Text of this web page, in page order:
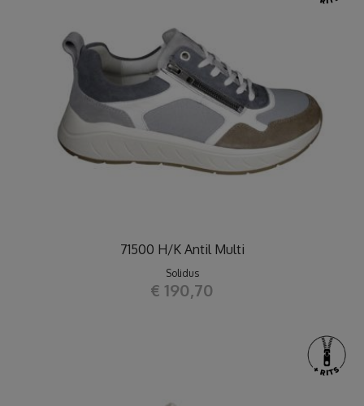
71500 H/K Antil Multi
Solidus
€ 190,70